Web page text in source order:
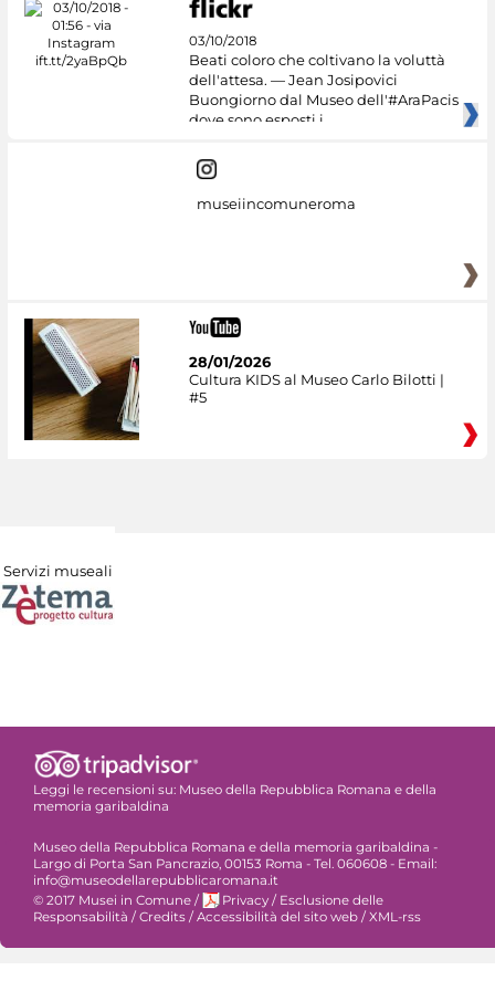
03/10/2018
Beati coloro che coltivano la voluttà
dell'attesa. — Jean Josipovici
Buongiorno dal Museo dell'#AraPacis
dove sono esposti i
museiincomuneroma
28/01/2026
Cultura KIDS al Museo Carlo Bilotti |
#5
Servizi museali
Leggi le recensioni su: Museo della Repubblica Romana e della
memoria garibaldina
Museo della Repubblica Romana e della memoria garibaldina -
Largo di Porta San Pancrazio, 00153 Roma - Tel. 060608 - Email:
info@museodellarepubblicaromana.it
© 2017 Musei in Comune / Privacy / Esclusione delle
Responsabilità / Credits / Accessibilità del sito web / XML-rss